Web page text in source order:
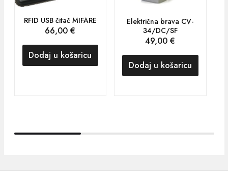
RFID USB čitač MIFARE
66,00€
Dodaj u košaricu
Električna brava CV-
34/DC/SF
49,00€
Dodaj u košaricu